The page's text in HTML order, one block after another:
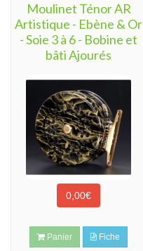
Moulinet Ténor AR
Artistique - Ebène & Or
- Soie 3 à 6 - Bobine et
bâti Ajourés
0,00€
Panier Fiche